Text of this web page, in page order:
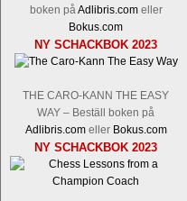
boken på Adlibris.comeller
Bokus.com
NY SCHACKBOK 2023
THE CARO-KANN THE EASY
WAY – Beställ boken på
Adlibris.comeller Bokus.com
NY SCHACKBOK 2023